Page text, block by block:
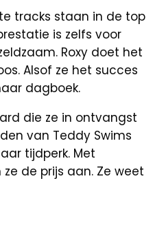
tracks staan in de top
is zelfs voor
Roxy doet het
Alsof ze het succes
dagboek.
die ze in ontvangst
van Teddy Swims
tijdperk. Met
de prijs aan. Ze weet